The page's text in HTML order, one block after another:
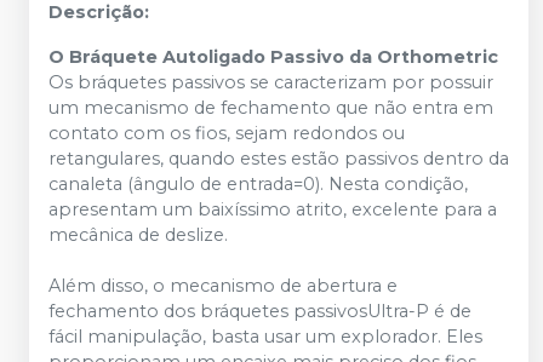
Descrição:
O Bráquete Autoligado Passivo da Orthometric
Os bráquetes passivos se caracterizam por possuir
um mecanismo de fechamento que não entra em
contato com os fios, sejam redondos ou
retangulares, quando estes estão passivos dentro da
canaleta (ângulo de entrada=0). Nesta condição,
apresentam um baixíssimo atrito, excelente para a
mecânica de deslize.
Além disso, o mecanismo de abertura e
fechamento dos bráquetes passivosUltra-P é de
fácil manipulação, basta usar um explorador. Eles